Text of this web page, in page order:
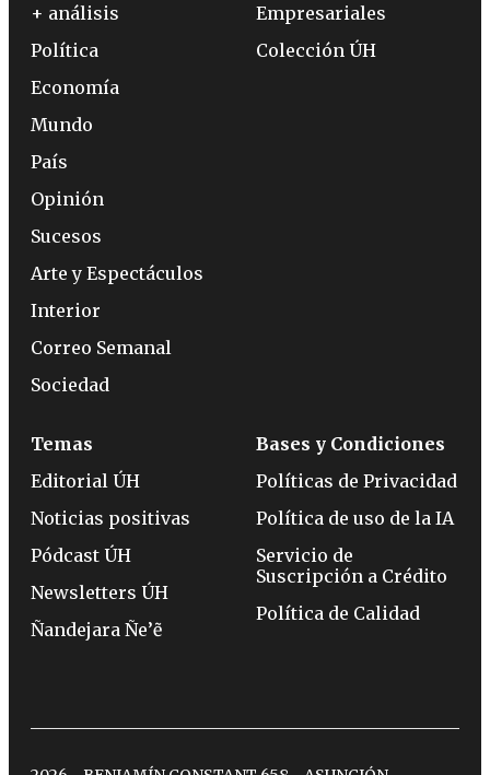
+ análisis
Política
Economía
Mundo
País
Opinión
Sucesos
Arte y Espectáculos
Interior
Correo Semanal
Sociedad
Empresariales
Colección ÚH
Temas
Editorial ÚH
Noticias positivas
Pódcast ÚH
Newsletters ÚH
Ñandejara Ñe’ẽ
Bases y Condiciones
Políticas de Privacidad
Política de uso de la IA
Servicio de
Suscripción a Crédito
Política de Calidad